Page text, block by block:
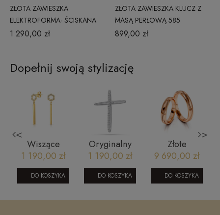
ZŁOTA ZAWIESZKA
ELEKTROFORMA- ŚCISKANA
BLASZKA
1 290,00 zł
ZŁOTA ZAWIESZKA KLUCZ Z
MASĄ PERŁOWĄ 585
899,00 zł
Dopełnij swoją stylizację
<
Wiszące
eleganckie
kolczyki ze
złota
1505202313
1 190,00 zł
DO KOSZYKA
Oryginalny
krzyż z
białego złota
L
2305202379
1 190,00 zł
DO KOSZYKA
Złote
obrączki
ślubne model
323 różowe
złoto
9 690,00 zł
DO KOSZYKA
>